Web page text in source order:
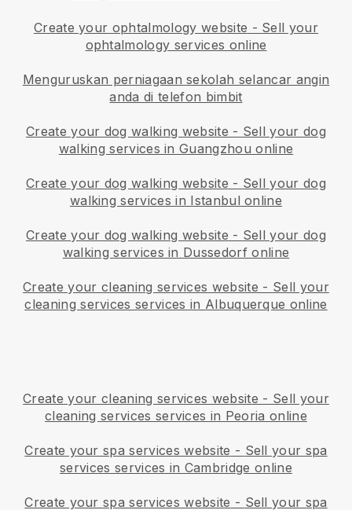
Create your ophtalmology website - Sell your
ophtalmology services online
Menguruskan perniagaan sekolah selancar angin
anda di telefon bimbit
Create your dog walking website - Sell your dog
walking services in Guangzhou online
Create your dog walking website - Sell your dog
walking services in Istanbul online
Create your dog walking website - Sell your dog
walking services in Dussedorf online
Create your cleaning services website - Sell your
cleaning services services in Albuquerque online
Create your cleaning services website - Sell your
cleaning services services in Peoria online
Create your spa services website - Sell your spa
services services in Cambridge online
Create your spa services website - Sell your spa